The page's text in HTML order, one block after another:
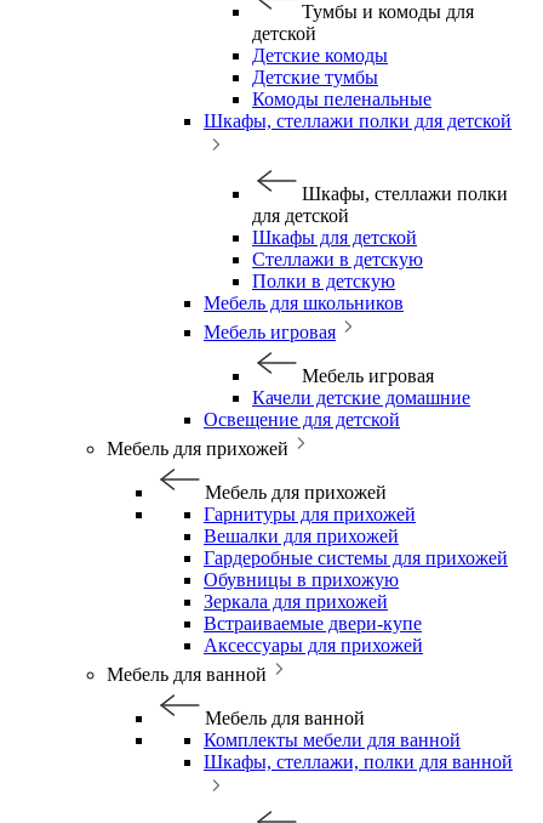
Тумбы и комоды для
детской
Детские комоды
Детские тумбы
Комоды пеленальные
Шкафы, стеллажи полки для детской
Шкафы, стеллажи полки
для детской
Шкафы для детской
Стеллажи в детскую
Полки в детскую
Мебель для школьников
Мебель игровая
Мебель игровая
Качели детские домашние
Освещение для детской
Мебель для прихожей
Мебель для прихожей
Гарнитуры для прихожей
Вешалки для прихожей
Гардеробные системы для прихожей
Обувницы в прихожую
Зеркала для прихожей
Встраиваемые двери-купе
Аксессуары для прихожей
Мебель для ванной
Мебель для ванной
Комплекты мебели для ванной
Шкафы, стеллажи, полки для ванной